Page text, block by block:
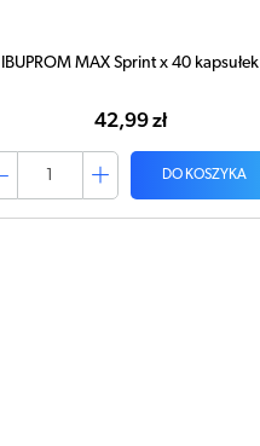
IBUPROM MAX Sprint x 40 kapsułek
42,99 zł
DO KOSZYKA